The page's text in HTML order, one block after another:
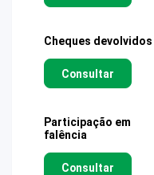
Cheques devolvidos
Consultar
Participação em
falência
Consultar